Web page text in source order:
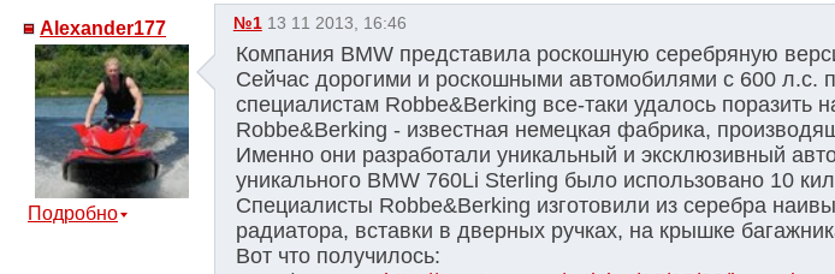
Alexander177
Подробно
№1 13 11 2013, 16:46
Компания BMW представила роскошную серебряную
Сейчас дорогими и роскошными автомобилями с 600 л.с.
специалистам Robbe&Berking все-таки удалось поразить
Robbe&Berking - известная немецкая фабрика,
Именно они разработали уникальный и эксклюзивный
уникального BMW 760Li Sterling было использовано 10
Специалисты Robbe&Berking изготовили из серебра
радиатора, вставки в дверных ручках, на крышке
Вот что получилось: